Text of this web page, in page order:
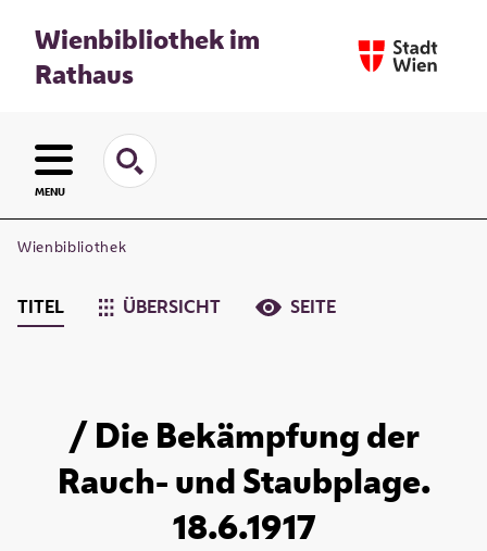
Wienbibliothek im
Rathaus
MENU
Wienbibliothek
TITEL ÜBERSICHT SEITE
/ Die Bekämpfung der
Rauch- und Staubplage.
18.6.1917